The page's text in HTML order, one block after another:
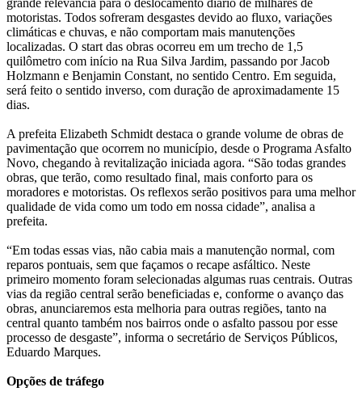
grande relevância para o deslocamento diário de milhares de
motoristas. Todos sofreram desgastes devido ao fluxo, variações
climáticas e chuvas, e não comportam mais manutenções
localizadas. O start das obras ocorreu em um trecho de 1,5
quilômetro com início na Rua Silva Jardim, passando por Jacob
Holzmann e Benjamin Constant, no sentido Centro. Em seguida,
será feito o sentido inverso, com duração de aproximadamente 15
dias.
A prefeita Elizabeth Schmidt destaca o grande volume de obras de
pavimentação que ocorrem no município, desde o Programa Asfalto
Novo, chegando à revitalização iniciada agora. “São todas grandes
obras, que terão, como resultado final, mais conforto para os
moradores e motoristas. Os reflexos serão positivos para uma melhor
qualidade de vida como um todo em nossa cidade”, analisa a
prefeita.
“Em todas essas vias, não cabia mais a manutenção normal, com
reparos pontuais, sem que façamos o recape asfáltico. Neste
primeiro momento foram selecionadas algumas ruas centrais. Outras
vias da região central serão beneficiadas e, conforme o avanço das
obras, anunciaremos esta melhoria para outras regiões, tanto na
central quanto também nos bairros onde o asfalto passou por esse
processo de desgaste”, informa o secretário de Serviços Públicos,
Eduardo Marques.
Opções de tráfego